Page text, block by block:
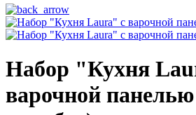
Набор "Кухня
варочной